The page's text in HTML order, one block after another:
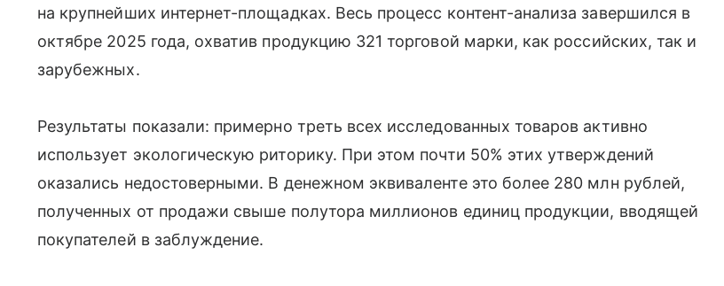
на крупнейших интернет-площадках. Весь процесс контент-анализа завершился в
октябре 2025 года, охватив продукцию 321 торговой марки, как российских, так и
зарубежных.
Результаты показали: примерно треть всех исследованных товаров активно
использует экологическую риторику. При этом почти 50% этих утверждений
оказались недостоверными. В денежном эквиваленте это более 280 млн рублей,
полученных от продажи свыше полутора миллионов единиц продукции, вводящей
покупателей в заблуждение.